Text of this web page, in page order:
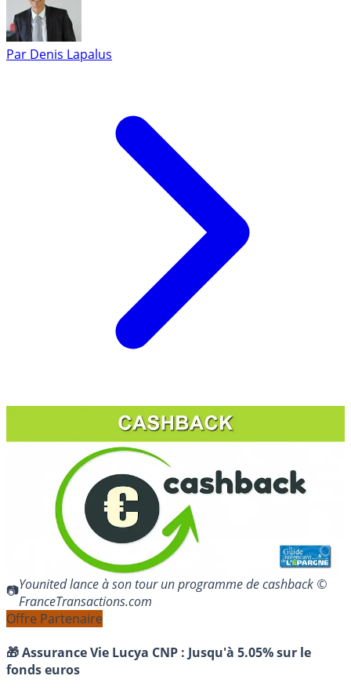
Par Denis Lapalus
Younited lance à son tour un programme de cashback ©
FranceTransactions.com
Offre Partenaire
🎁 Assurance Vie Lucya CNP : Jusqu'à 5.05% sur le
fonds euros